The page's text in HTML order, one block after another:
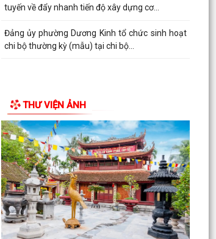
tuyến về đẩy nhanh tiến độ xây dựng cơ...
Đảng ủy phường Dương Kinh tổ chức sinh hoạt
chi bộ thường kỳ (mẫu) tại chi bộ...
THƯ VIỆN ẢNH